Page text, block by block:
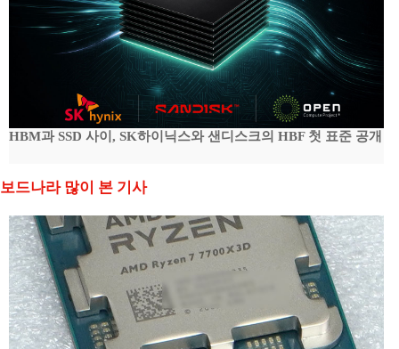
HBM과 SSD 사이, SK하이닉스와 샌디스크의 HBF 첫 표준 공개
보드나라 많이 본 기사